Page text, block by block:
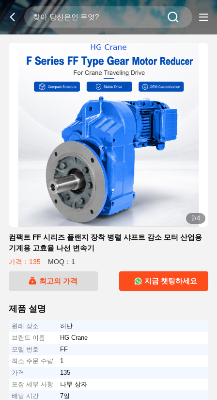
2/4
컴팩트 FF 시리즈 플랜지 장착 병렬 샤프트 감소 모터 산업용
기계용 고효율 나선 변속기
가격：135 MOQ：1
최고의 가격 지금 챗팅하세요
제품 설명
원래 장소
허난
브랜드 이름
HG Crane
모델 번호
FF
최소 주문 수량
1
가격
135
포장 세부 사항
나무 상자
배달 시간
7일